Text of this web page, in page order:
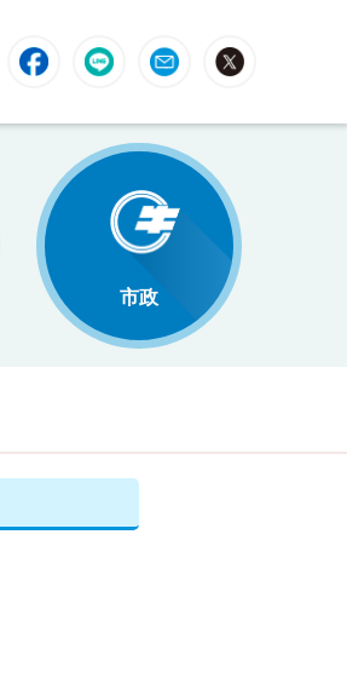
InstagramFacebookLINE Mail
市政